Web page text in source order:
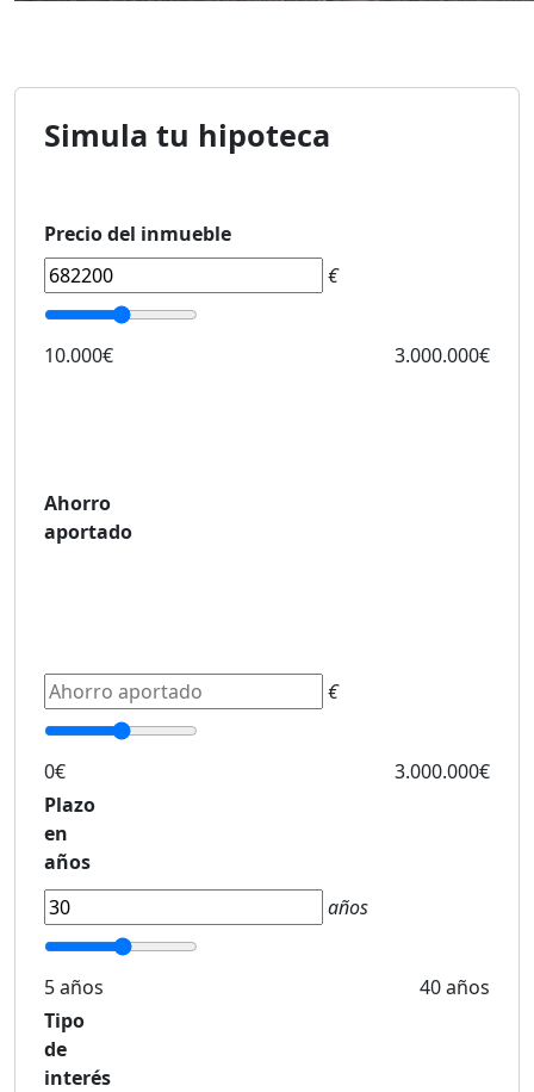
Simula tu hipoteca
Precio del inmueble
€
10.000€ 3.000.000€
Ahorro
aportado
€
0€
3.000.000€
Plazo
en
años
años
5 años
40 años
Tipo
de
interés